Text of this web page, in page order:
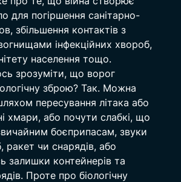
для погіршення санітарно-
збільшення контактів з
інфекційних хвороб,
населення тощо.
зрозуміти, що ворог
зброю? Так. Можна
пересування літака або
хмари, або почути слабкі, що
боєприпасам, звуки
ракет чи снарядів, або
залишки контейнерів та
Проте про біологічну